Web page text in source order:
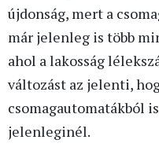
újdonság, mert a
már jelenleg is több
ahol a lakosság
változást az jelenti,
csomagautomatákból
jelenleginél.